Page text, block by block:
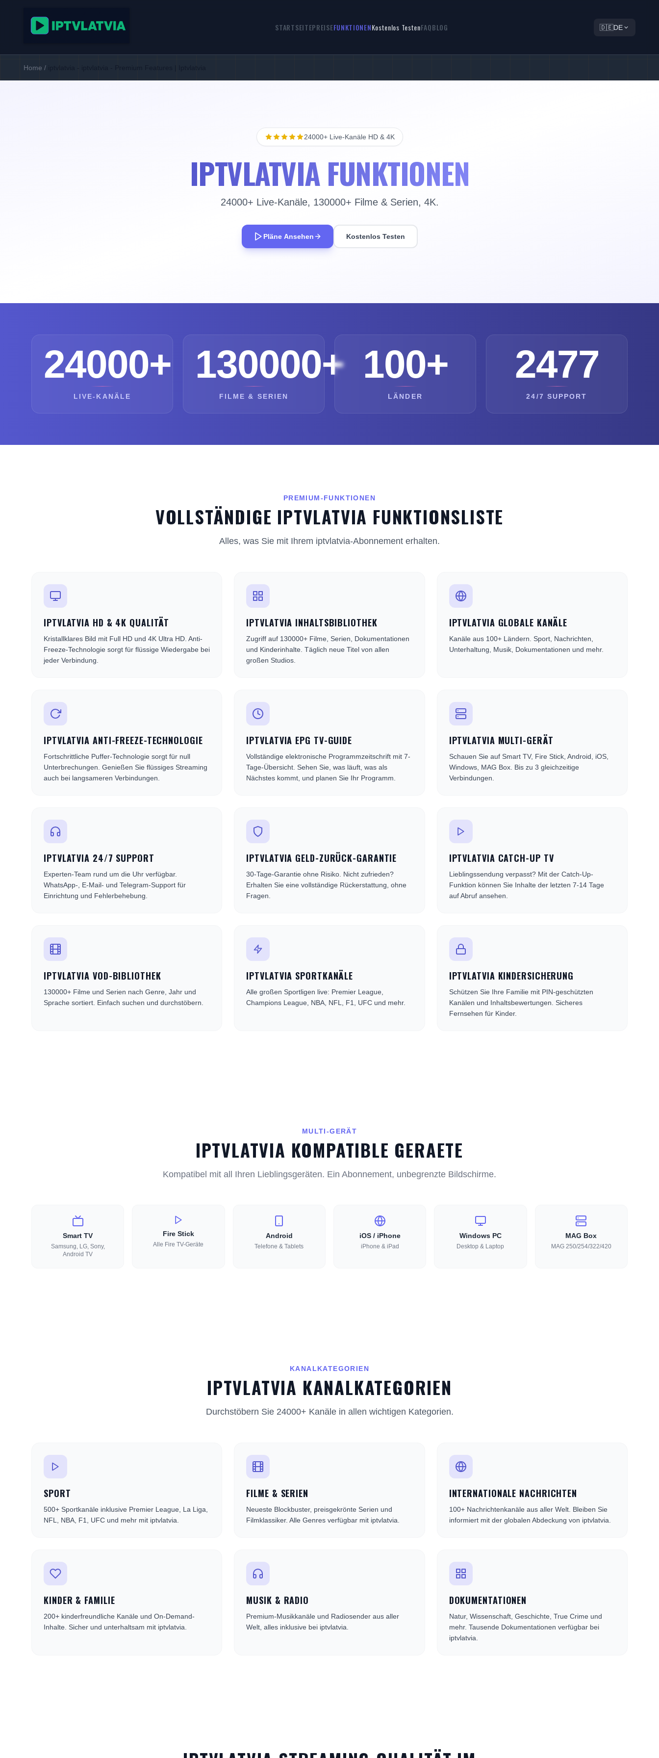
STARTSEITEPREISEFUNKTIONENKostenlos TestenFAQBLOG 🇩🇪DE
Home / iptvlatvia - iptvlatvia - Premium Features | Iptvlatvia
24000+ Live-Kanäle HD & 4K
IPTVLATVIA FUNKTIONEN
24000+ Live-Kanäle, 130000+ Filme & Serien, 4K.
Pläne Ansehen Kostenlos Testen
24000+
LIVE-KANÄLE
130000+
FILME & SERIEN
100+
LÄNDER
2477
24/7 SUPPORT
PREMIUM-FUNKTIONEN
VOLLSTÄNDIGE IPTVLATVIA FUNKTIONSLISTE
Alles, was Sie mit Ihrem iptvlatvia-Abonnement erhalten.
IPTVLATVIA HD & 4K QUALITÄT
Kristallklares Bild mit Full HD und 4K Ultra HD. Anti-
Freeze-Technologie sorgt für flüssige Wiedergabe bei
jeder Verbindung.
IPTVLATVIA INHALTSBIBLIOTHEK
Zugriff auf 130000+ Filme, Serien, Dokumentationen
und Kinderinhalte. Täglich neue Titel von allen
großen Studios.
IPTVLATVIA GLOBALE KANÄLE
Kanäle aus 100+ Ländern. Sport, Nachrichten,
Unterhaltung, Musik, Dokumentationen und mehr.
IPTVLATVIA ANTI-FREEZE-TECHNOLOGIE
Fortschrittliche Puffer-Technologie sorgt für null
Unterbrechungen. Genießen Sie flüssiges Streaming
auch bei langsameren Verbindungen.
IPTVLATVIA EPG TV-GUIDE
Vollständige elektronische Programmzeitschrift mit 7-
Tage-Übersicht. Sehen Sie, was läuft, was als
Nächstes kommt, und planen Sie Ihr Programm.
IPTVLATVIA MULTI-GERÄT
Schauen Sie auf Smart TV, Fire Stick, Android, iOS,
Windows, MAG Box. Bis zu 3 gleichzeitige
Verbindungen.
IPTVLATVIA 24/7 SUPPORT
Experten-Team rund um die Uhr verfügbar.
WhatsApp-, E-Mail- und Telegram-Support für
Einrichtung und Fehlerbehebung.
IPTVLATVIA GELD-ZURÜCK-GARANTIE
30-Tage-Garantie ohne Risiko. Nicht zufrieden?
Erhalten Sie eine vollständige Rückerstattung, ohne
Fragen.
IPTVLATVIA CATCH-UP TV
Lieblingssendung verpasst? Mit der Catch-Up-
Funktion können Sie Inhalte der letzten 7-14 Tage
auf Abruf ansehen.
IPTVLATVIA VOD-BIBLIOTHEK
130000+ Filme und Serien nach Genre, Jahr und
Sprache sortiert. Einfach suchen und durchstöbern.
IPTVLATVIA SPORTKANÄLE
Alle großen Sportligen live: Premier League,
Champions League, NBA, NFL, F1, UFC und mehr.
IPTVLATVIA KINDERSICHERUNG
Schützen Sie Ihre Familie mit PIN-geschützten
Kanälen und Inhaltsbewertungen. Sicheres
Fernsehen für Kinder.
MULTI-GERÄT
IPTVLATVIA KOMPATIBLE GERAETE
Kompatibel mit all Ihren Lieblingsgeräten. Ein Abonnement, unbegrenzte Bildschirme.
Smart TV
Samsung, LG, Sony,
Android TV
Fire Stick
Alle Fire TV-Geräte
Android
Telefone & Tablets
iOS / iPhone
iPhone & iPad
Windows PC
Desktop & Laptop
MAG Box
MAG 250/254/322/420
KANALKATEGORIEN
IPTVLATVIA KANALKATEGORIEN
Durchstöbern Sie 24000+ Kanäle in allen wichtigen Kategorien.
SPORT
500+ Sportkanäle inklusive Premier League, La Liga,
NFL, NBA, F1, UFC und mehr mit iptvlatvia.
FILME & SERIEN
Neueste Blockbuster, preisgekrönte Serien und
Filmklassiker. Alle Genres verfügbar mit iptvlatvia.
INTERNATIONALE NACHRICHTEN
100+ Nachrichtenkanäle aus aller Welt. Bleiben Sie
informiert mit der globalen Abdeckung von iptvlatvia.
KINDER & FAMILIE
200+ kinderfreundliche Kanäle und On-Demand-
Inhalte. Sicher und unterhaltsam mit iptvlatvia.
MUSIK & RADIO
Premium-Musikkanäle und Radiosender aus aller
Welt, alles inklusive bei iptvlatvia.
DOKUMENTATIONEN
Natur, Wissenschaft, Geschichte, True Crime und
mehr. Tausende Dokumentationen verfügbar bei
iptvlatvia.